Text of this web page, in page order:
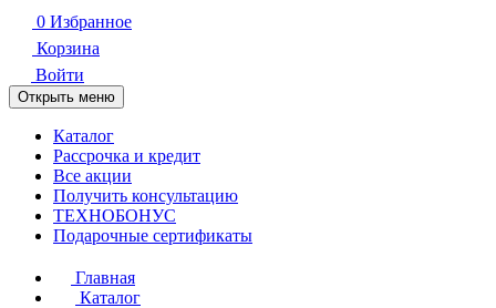
0 Избранное
Корзина
Войти
Открыть меню
Каталог
Рассрочка и кредит
Все акции
Получить консультацию
ТЕХНОБОНУС
Подарочные сертификаты
Главная
Каталог